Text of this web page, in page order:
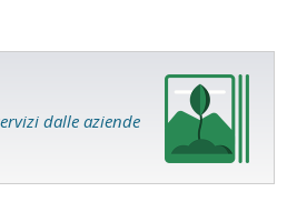
dalle aziende